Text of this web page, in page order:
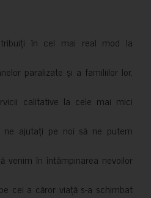
în cel mai real mod la
paralizate și a familiilor lor,
calitative la cele mai mici
ajutați pe noi să ne putem
venim în întâmpinarea nevoilor
cei a căror viață s-a schimbat